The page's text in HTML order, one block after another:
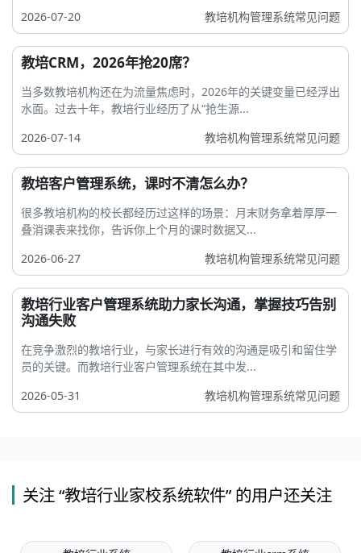
2026-07-20
教培机构管理系统常见问题
教培CRM，2026年抢20席？
当多数教培机构还在为流量焦虑时，2026年的关键变量已经浮出
水面。过去十年，教培行业经历了从“抢生源...
2026-07-14
教培机构管理系统常见问题
教培客户管理系统，课时不清怎么办？
很多教培机构的校长都经历过这样的场景：月末财务拿着厚厚一
叠消课表来找你，告诉你上个月的课时数据又...
2026-06-27
教培机构管理系统常见问题
教培行业客户管理系统助力家长沟通，掌握技巧告别
沟通失败
在竞争激烈的教培行业，与家长进行有效的沟通是吸引和留住学
员的关键。而教培行业客户管理系统在其中发...
2026-05-31
教培机构管理系统常见问题
关注 “教培行业家校系统软件” 的用户还关注